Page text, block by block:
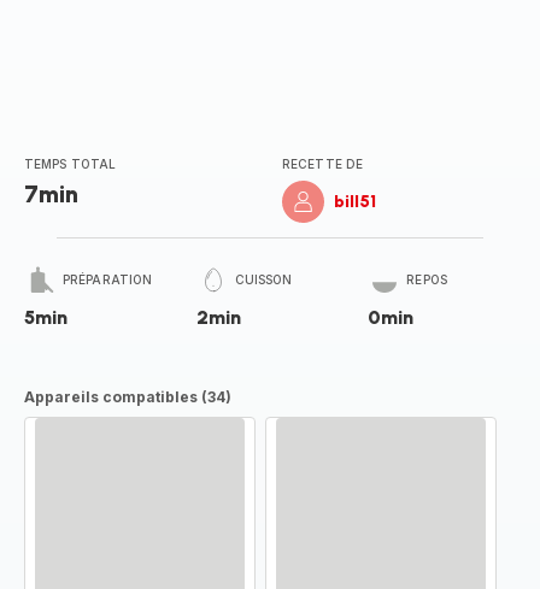
TEMPS TOTAL
7min
RECETTE DE
bill51
PRÉPARATION
5min
CUISSON
2min
REPOS
0min
Appareils compatibles (34)